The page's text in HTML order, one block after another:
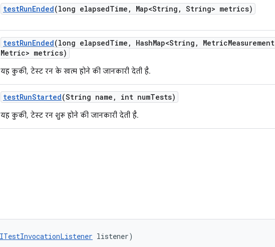
testRunEnded(long elapsedTime , Map<String , String> metrics)
testRunEnded(long elapsedTime , HashMap<String , MetricMeasurement
Metric> metrics)
यह कुकी, टेस्ट रन के खत्म होने की जानकारी देती है.
testRunStarted(String name , int numTests)
यह कुकी, टेस्ट रन शुरू होने की जानकारी देती है.
ITestInvocationListener listener)